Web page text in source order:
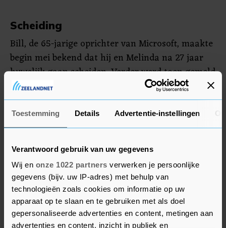
Toestemming Details Advertentie-instellingen
Verantwoord gebruik van uw gegevens
Wij en onze 1022 partners verwerken je persoonlijke
gegevens (bijv. uw IP-adres) met behulp van
technologieën zoals cookies om informatie op uw
apparaat op te slaan en te gebruiken met als doel
gepersonaliseerde advertenties en content, metingen aan
advertenties en content, inzicht in publiek en
Scheiding
Bill, de 65-jarige oprichter van Microsoft, maakte
begin mei bekend dat hij en Melinda na 27 jaar
huwelijk gaan scheiden. Verder werd toen gemeld
dat de twee hun werk voor de stichting
voortzetten.
Gates heeft volgens persbureau Bloomberg een
jarenlang de rijkste persoon ter wereld, maar
staat nu op de vierde plaats.